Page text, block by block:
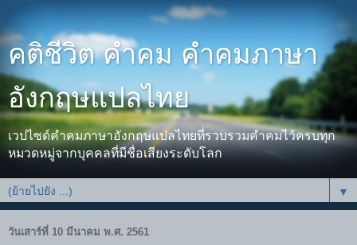
คติชีวิต คำคม คำคมภาษา
อังกฤษแปลไทย
เวปไซด์คำคมภาษาอังกฤษแปลไทยที่รวบรวมคำคมไว้ครบทุก
หมวดหมู่จากบุคคลที่มีชื่อเสียงระดับโลก
▼
วันเสาร์ที่ 10 มีนาคม พ.ศ. 2561